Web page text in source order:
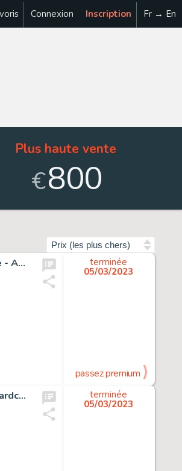
Connexion Inscription Fr → En
Plus haute vente
€800
Geerts, Paul / Studio Vandersteen - Originele pagina (p.19) Suske en Wiske - Amoris van Amoras - (1984)
terminée
05/03/2023
passez premium
Suske en Wiske - De Baeke uitgave - De Sterrenplukkers - Groot formaat hardcover met linnen rug - nr. 61 van 100 ex. + Pentekening Paul Geerts - EO - (1993)
terminée
05/03/2023